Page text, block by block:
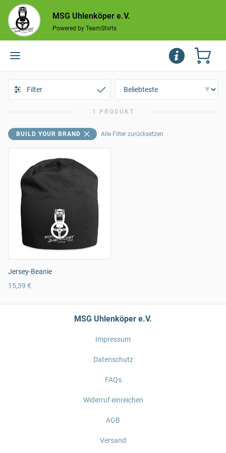
MSG Uhlenköper e.V.
Powered by TeamShirts
Filter
1 PRODUKT
BUILD YOUR BRAND Alle Filter zurücksetzen
Jersey-Beanie
15,39 €
MSG Uhlenköper e.V.
Impressum
Datenschutz
FAQs
Widerruf einreichen
AGB
Versand